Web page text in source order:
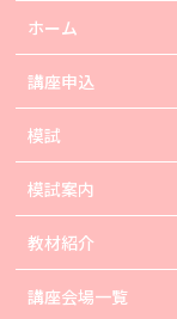
ホーム
講座申込
模試
模試案内
教材紹介
講座会場一覧